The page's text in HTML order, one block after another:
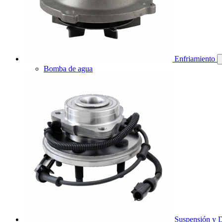
Enfriamiento
Bomba de agua
Suspensión y